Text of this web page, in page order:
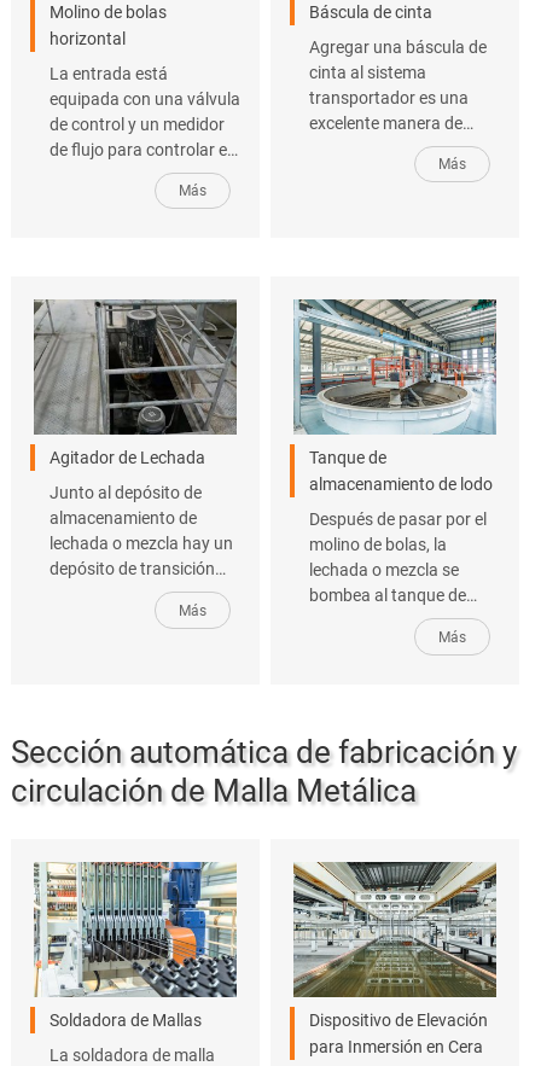
Molino de bolas
horizontal
La entrada está
equipada con una válvula
de control y un medidor
de flujo para controlar el
flujo de agua. Los granos
de arena se pesan
automáticamente la
relación agua-arena.
Más
Báscula de cinta
Agregar una báscula de
cinta al sistema
transportador es una
excelente manera de
monitorear el caudal de
material y garantizar la
Más
Agitador de Lechada
Junto al depósito de
almacenamiento de
lechada o mezcla hay un
depósito de transición
con dos funciones: en
primer lugar, bombear la
tanques individuales.
Más
Tanque de
almacenamiento de lodo
Después de pasar por el
molino de bolas, la
lechada o mezcla se
bombea al tanque de
almacenamiento de
pasta, donde el agitador
Más
Sección automática de fabricación y
circulación de Malla Metálica
Soldadora de Mallas
La soldadora de malla
Dispositivo de Elevación
para Inmersión en Cera